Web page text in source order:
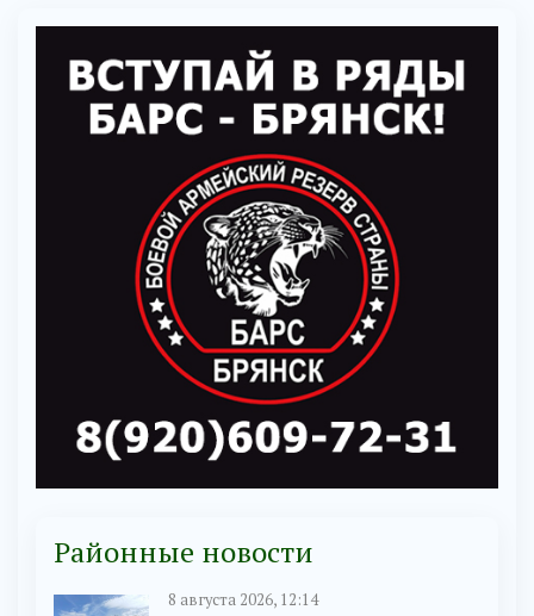
Районные новости
8 августа 2026, 12:14